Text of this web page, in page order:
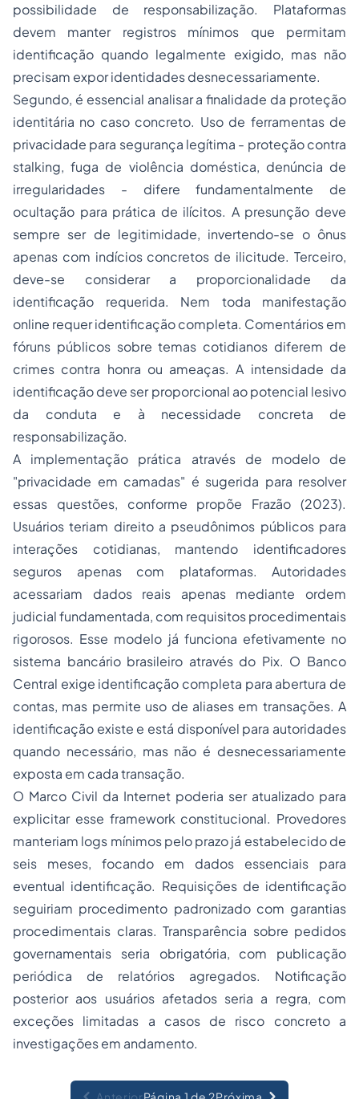
possibilidade de responsabilização. Plataformas
devem manter registros mínimos que permitam
identificação quando legalmente exigido, mas não
precisam expor identidades desnecessariamente.
Segundo, é essencial analisar a finalidade da proteção
identitária no caso concreto. Uso de ferramentas de
privacidade para segurança legítima - proteção contra
stalking, fuga de violência doméstica, denúncia de
irregularidades - difere fundamentalmente de
ocultação para prática de ilícitos. A presunção deve
sempre ser de legitimidade, invertendo-se o ônus
apenas com indícios concretos de ilicitude. Terceiro,
deve-se considerar a proporcionalidade da
identificação requerida. Nem toda manifestação
online requer identificação completa. Comentários em
fóruns públicos sobre temas cotidianos diferem de
crimes contra honra ou ameaças. A intensidade da
identificação deve ser proporcional ao potencial lesivo
da conduta e à necessidade concreta de
responsabilização.
A implementação prática através de modelo de
"privacidade em camadas" é sugerida para resolver
essas questões, conforme propõe Frazão (2023).
Usuários teriam direito a pseudônimos públicos para
interações cotidianas, mantendo identificadores
seguros apenas com plataformas. Autoridades
acessariam dados reais apenas mediante ordem
judicial fundamentada, com requisitos procedimentais
rigorosos. Esse modelo já funciona efetivamente no
sistema bancário brasileiro através do Pix. O Banco
Central exige identificação completa para abertura de
contas, mas permite uso de aliases em transações. A
identificação existe e está disponível para autoridades
quando necessário, mas não é desnecessariamente
exposta em cada transação.
O Marco Civil da Internet poderia ser atualizado para
explicitar esse framework constitucional. Provedores
manteriam logs mínimos pelo prazo já estabelecido de
seis meses, focando em dados essenciais para
eventual identificação. Requisições de identificação
seguiriam procedimento padronizado com garantias
procedimentais claras. Transparência sobre pedidos
governamentais seria obrigatória, com publicação
periódica de relatórios agregados. Notificação
posterior aos usuários afetados seria a regra, com
exceções limitadas a casos de risco concreto a
investigações em andamento.